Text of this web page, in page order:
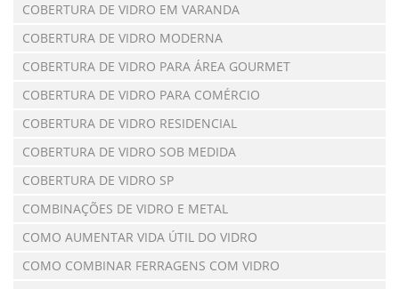
COBERTURA DE VIDRO EM VARANDA
COBERTURA DE VIDRO MODERNA
COBERTURA DE VIDRO PARA ÁREA GOURMET
COBERTURA DE VIDRO PARA COMÉRCIO
COBERTURA DE VIDRO RESIDENCIAL
COBERTURA DE VIDRO SOB MEDIDA
COBERTURA DE VIDRO SP
COMBINAÇÕES DE VIDRO E METAL
COMO AUMENTAR VIDA ÚTIL DO VIDRO
COMO COMBINAR FERRAGENS COM VIDRO